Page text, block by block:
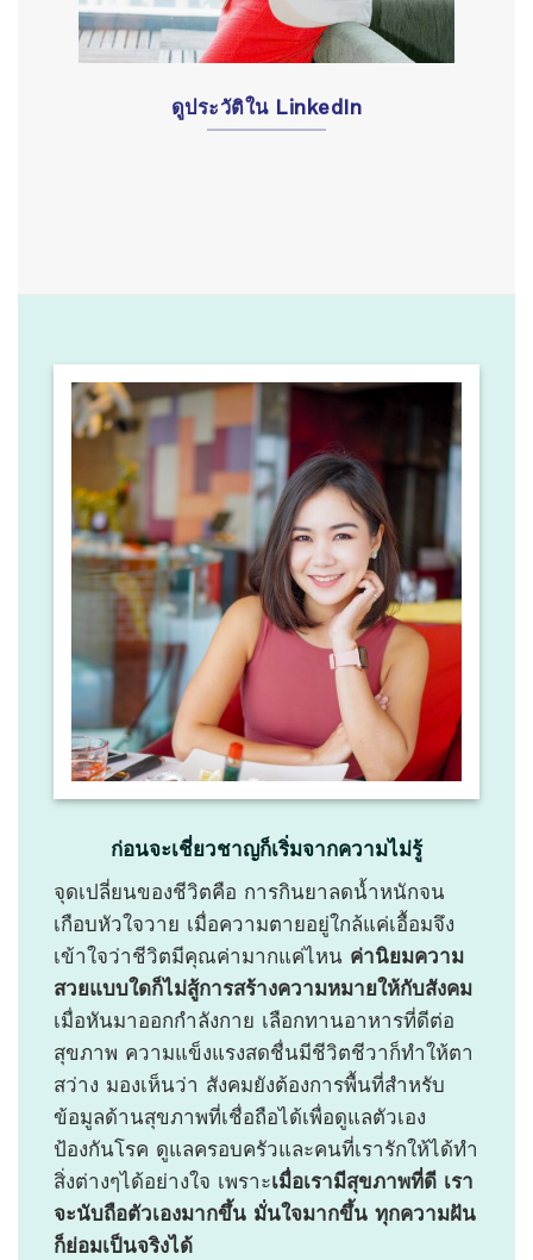
ดูประวัติใน LinkedIn
ก่อนจะเชี่ยวชาญก็เริ่มจากความไม่รู้
จุดเปลี่ยนของชีวิตคือ การกินยาลดน้ำหนักจน
เกือบหัวใจวาย เมื่อความตายอยู่ใกล้แค่เอื้อมจึง
เข้าใจว่าชีวิตมีคุณค่ามากแค่ไหน ค่านิยมความ
สวยแบบใดก็ไม่สู้การสร้างความหมายให้กับสังคม
เมื่อหันมาออกกำลังกาย เลือกทานอาหารที่ดีต่อ
สุขภาพ ความแข็งแรงสดชื่นมีชีวิตชีวาก็ทำให้ตา
สว่าง มองเห็นว่า สังคมยังต้องการพื้นที่สำหรับ
ข้อมูลด้านสุขภาพที่เชื่อถือได้เพื่อดูแลตัวเอง
ป้องกันโรค ดูแลครอบครัวและคนที่เรารักให้ได้ทำ
สิ่งต่างๆได้อย่างใจ เพราะเมื่อเรามีสุขภาพที่ดี เรา
จะนับถือตัวเองมากขึ้น มั่นใจมากขึ้น ทุกความฝัน
ก็ย่อมเป็นจริงได้